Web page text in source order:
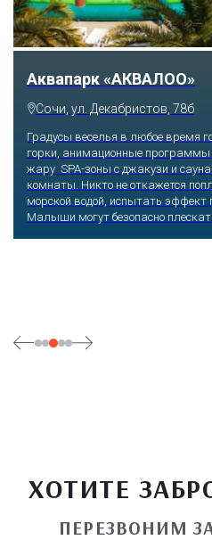
Тематический парк
Парк»
Сочи, Олимпийский проспект,
Оказавшись здесь, словно
любимых героев русского
сколько душе угодно кататься на
уровня. Гости участвуют в
ХОТИТЕ
ПЕРЕЗВОНИМ